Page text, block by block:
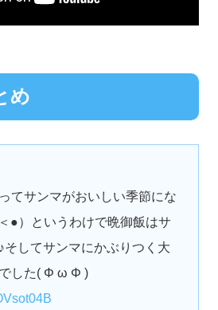
め
てサンマがおいしい季節にな
●）というわけで晩御飯はサ
そしてサンマにかぶりつく大
した( Φ ω Φ )